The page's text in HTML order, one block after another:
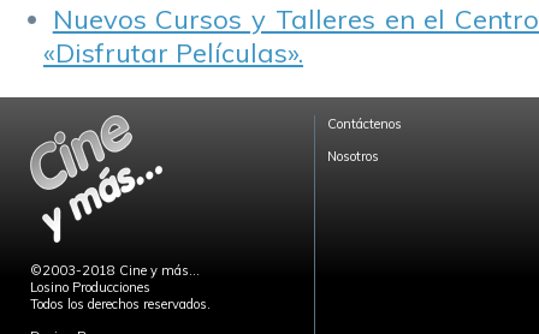
Nuevos Cursos y Talleres en el
«Disfrutar Películas».
©2003-2018 Cine y más...
Losino Producciones
Todos los derechos reservados.
Contáctenos
Nosotros